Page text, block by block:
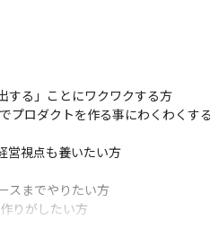
を支えるプロフェッショナルに特
ーズにし、エージェントの完全
も特殊な領域で、
速度追及型」転職サイトであり、
ァームファームがクラウド上で
職や年次に関係なく、新しい機能
、今後もエンジニアメンバーの
する」ことにワクワクする方
プロダクトを作る事にわくわくす
営視点も養いたい方
スまでやりたい方
りがしたい方